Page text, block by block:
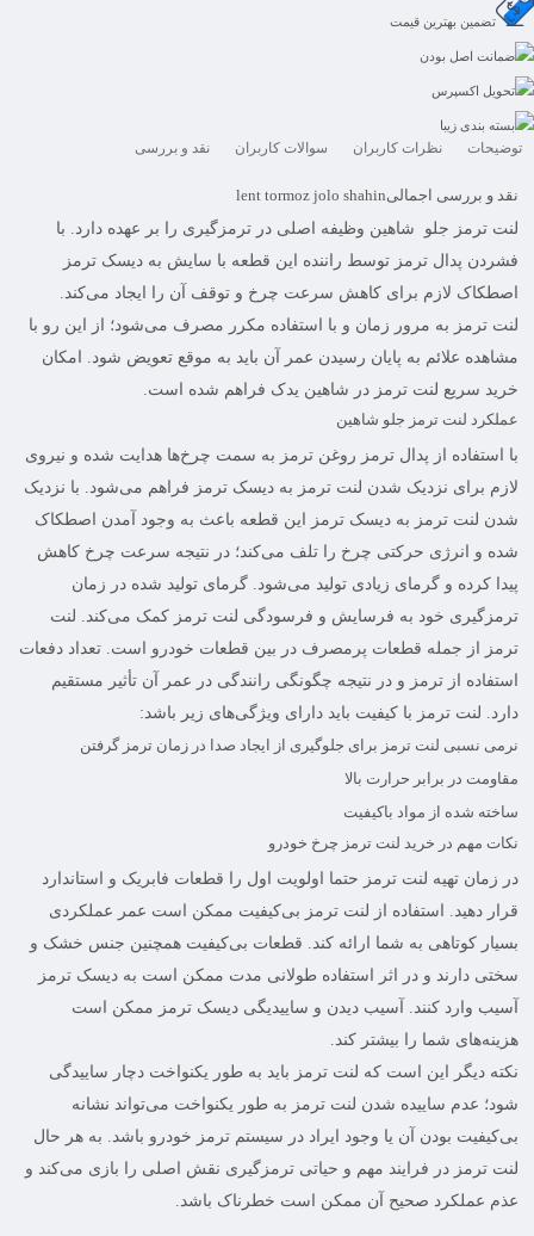
تضمین بهترین قیمت
ضمانت اصل بودن
تحویل اکسپرس
بسته بندی زیبا
توضیحات نظرات کاربران سوالات کاربران نقد و بررسی
نقد و بررسی اجمالیlent tormoz jolo shahin
لنت ترمز جلو شاهین وظیفه اصلی در ترمزگیری را بر عهده دارد. با
فشردن پدال ترمز توسط راننده این قطعه با سایش به دیسک ترمز
اصطکاک لازم برای کاهش سرعت چرخ و توقف آن را ایجاد می‌کند.
لنت ترمز به مرور زمان و با استفاده مکرر مصرف می‌شود؛ از این رو با
مشاهده علائم به پایان رسیدن عمر آن باید به موقع تعویض شود. امکان
خرید سریع لنت ترمز در شاهین یدک فراهم شده است.
عملکرد لنت ترمز جلو شاهین
با استفاده از پدال ترمز روغن ترمز به سمت چرخ‌ها هدایت شده و نیروی
لازم برای نزدیک شدن لنت ترمز به دیسک ترمز فراهم می‌شود. با نزدیک
شدن لنت ترمز به دیسک ترمز این قطعه باعث به وجود آمدن اصطکاک
شده و انرژی حرکتی چرخ را تلف می‌کند؛ در نتیجه سرعت چرخ کاهش
پیدا کرده و گرمای زیادی تولید می‌شود. گرمای تولید شده در زمان
ترمزگیری خود به فرسایش و فرسودگی لنت ترمز کمک می‌کند. لنت
ترمز
از جمله قطعات پرمصرف در بین قطعات خودرو است. تعداد دفعات
استفاده از ترمز و در نتیجه چگونگی رانندگی در عمر آن تأثیر مستقیم
دارد. لنت ترمز با کیفیت باید دارای ویژگی‌های زیر باشد:
نرمی نسبی لنت ترمز برای جلوگیری از ایجاد صدا در زمان ترمز گرفتن
مقاومت در برابر حرارت بالا
ساخته شده از مواد باکیفیت
نکات مهم در خرید لنت ترمز چرخ خودرو
در زمان تهیه لنت ترمز حتما اولویت اول را قطعات فابریک و استاندارد
قرار دهید. استفاده از لنت ترمز بی‌کیفیت ممکن است عمر عملکردی
بسیار کوتاهی به شما ارائه کند. قطعات بی‌کیفیت همچنین جنس خشک و
سختی دارند و در اثر استفاده طولانی مدت ممکن است به دیسک ترمز
آسیب وارد کنند. آسیب دیدن و ساییدیگی دیسک ترمز ممکن است
هزینه‌های شما را بیشتر کند.
نکته دیگر این است که لنت ترمز باید به طور یکنواخت دچار ساییدگی
شود؛ عدم ساییده شدن لنت ترمز به طور یکنواخت می‌تواند نشانه
بی‌کیفیت بودن آن یا وجود ایراد در سیستم ترمز خودرو باشد. به هر حال
لنت ترمز در فرایند مهم و حیاتی ترمزگیری نقش اصلی را بازی می‌کند و
عذم عملکرد صحیح آن ممکن است خطرناک باشد.